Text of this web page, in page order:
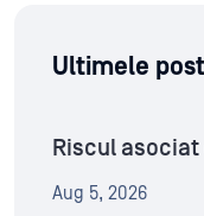
Ultimele
Riscul
Aug 5, 2026